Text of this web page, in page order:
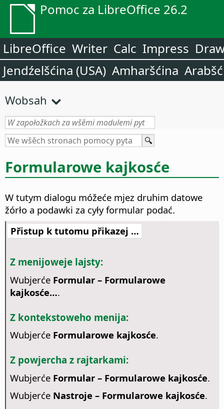
Pomoc za LibreOffice 26.2
LibreOffice Writer Calc Impress
Jendźelšćina (USA) Amharšćina
Wobsah
Formularowe kajkosće
W tutym dialogu móžeće mjez druhim datowe
žórło a podawki za cyły formular podać.
Přistup k tutomu přikazej …
Z menijoweje lajsty:
Wubjerće Formular – Formularowe
kajkosće….
Z kontekstoweho menija:
Wubjerće Formularowe kajkosće.
Z powjercha z rajtarkami:
Wubjerće Formular – Formularowe kajkosće.
Wubjerće Nastroje – Formularowe kajkosće.